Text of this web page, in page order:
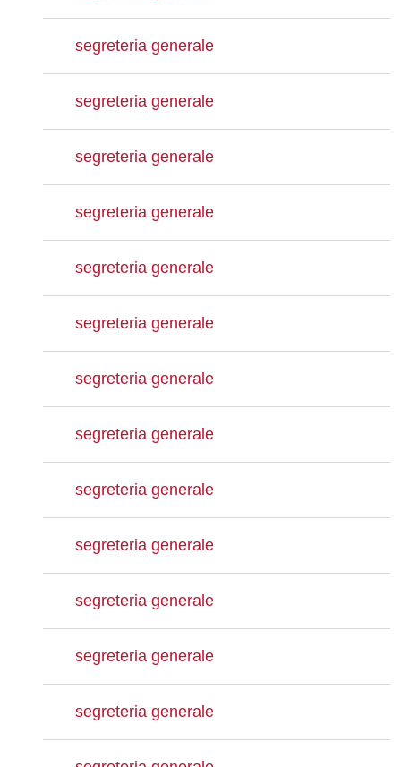
segreteria generale
segreteria generale
segreteria generale
segreteria generale
segreteria generale
segreteria generale
segreteria generale
segreteria generale
segreteria generale
segreteria generale
segreteria generale
segreteria generale
segreteria generale